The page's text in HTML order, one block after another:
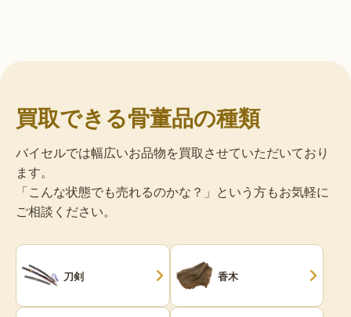
買取できる骨董品の種類
バイセルでは幅広いお品物を買取させていただいており
ます。
「こんな状態でも売れるのかな？」という方もお気軽に
ご相談ください。
刀剣 香木